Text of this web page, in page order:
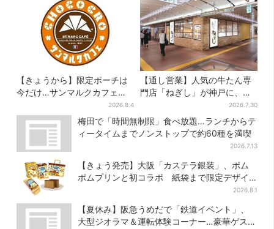
【きょうから】限定ポーチは
今だけ…サンマルクカフェ初
の「夏福袋」、実質無料でレ
アグッズが手に入る
2026.8.4
【通し営業】人気の牛たん専
門店「ねぎし」が神戸に、
「想像しただけでお腹空
く…」SNSで喜びの声
2026.7.30
梅田で「時間無制限」食べ放題…ランチからテ
ィータイムまでノンストップで約60種を満喫
2026.7.13
【きょう発売】大阪「カステラ銀装」、ポム
ポムプリンと初コラボ 紙袋まで限定デザイ
2026.8.1
【夏休み】阪急うめだで「鉄道イベント」、
大型ジオラマ＆運転体験コーナー…豪華ゲスト